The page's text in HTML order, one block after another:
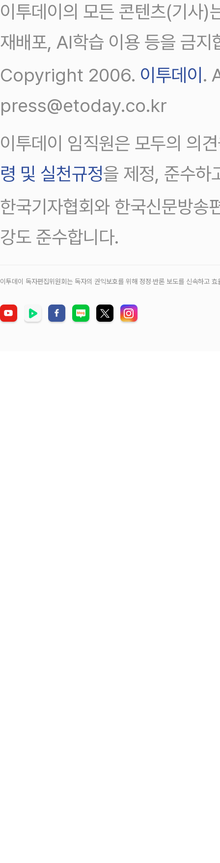
이투데이의 모든 콘텐츠(기사)
재배포, AI학습 이용 등을 금지
Copyright 2006. 이투데이.
press@etoday.co.kr
이투데이 임직원은 모두의 의
령 및 실천규정을 제정, 준수하
한국기자협회와 한국신문방송
강도 준수합니다.
이투데이 독자편집위원회는 독자의 권익보호를 위해 정정‧반론 보도를 신속하고